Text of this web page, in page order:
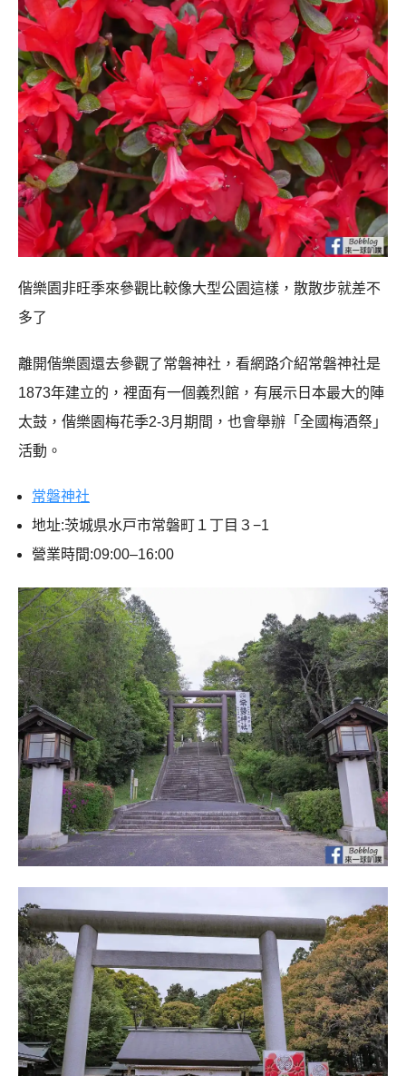
偕樂園非旺季來參觀比較像大型公園這樣，散散步就差不
多了
離開偕樂園還去參觀了常磐神社，看網路介紹常磐神社是
1873年建立的，裡面有一個義烈館，有展示日本最大的陣
太鼓，偕樂園梅花季2-3月期間，也會舉辦「全國梅酒祭」
活動。
常磐神社
地址:茨城県水戸市常磐町１丁目３−1
營業時間:09:00–16:00